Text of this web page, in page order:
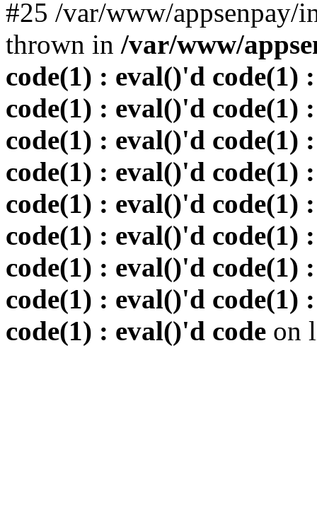
#25 /var/www/
thrown in /var/www/
code(1) : eval()'d code(1)
code(1) : eval()'d code(1)
code(1) : eval()'d code(1)
code(1) : eval()'d code(1)
code(1) : eval()'d code(1)
code(1) : eval()'d code(1)
code(1) : eval()'d code(1)
code(1) : eval()'d code(1)
code(1) : eval()'d code on